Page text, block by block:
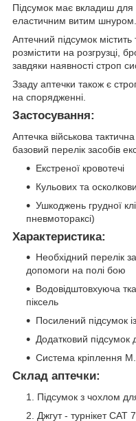
Підсумок має вкладиш для
еластичним витим шнуром.
Аптечний підсумок
розмістити на розгрузці,
завдяки наявності строп
Ззаду аптечки також є
на спорядженні.
Застосування:
Аптечка військова
базовий перелік засобів
Екстреної кровотечі
Кульових та
Ушкоджень грудної
пневмотораксі)
Характеристика:
Необхідний перелік
допомоги на полі бою
Водовідштовхуюча
піксель
Посилений підсумок
Додатковий підсумок
Система кріплення
Склад аптечки:
Підсумок з чохлом
Джгут - турнікет CAT